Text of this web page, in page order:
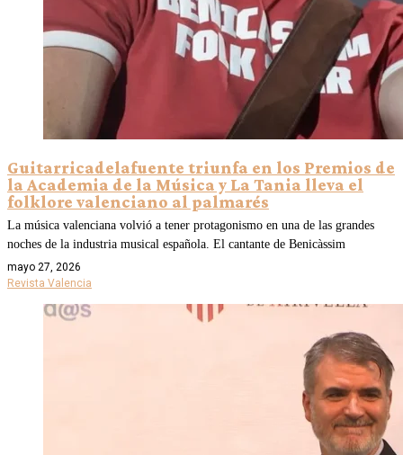
Guitarricadelafuente triunfa en los Premios de
la Academia de la Música y La Tania lleva el
folklore valenciano al palmarés
La música valenciana volvió a tener protagonismo en una de las grandes
noches de la industria musical española. El cantante de Benicàssim
mayo 27, 2026
Revista Valencia